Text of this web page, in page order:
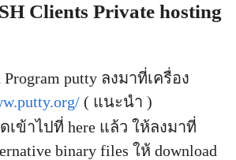
Clients Private hosting
Program putty ลงมาที่เครื่อง
( แนะนำ )
เข้าไปที่ here แล้ว ให้ลงมาที่
binary files ให้ download